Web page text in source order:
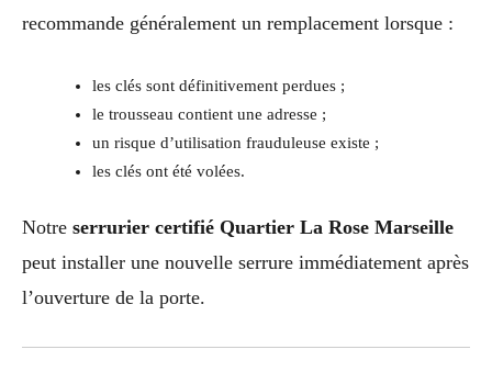
recommande généralement un remplacement lorsque :
les clés sont définitivement perdues ;
le trousseau contient une adresse ;
un risque d’utilisation frauduleuse existe ;
les clés ont été volées.
Notre serrurier certifié Quartier La Rose Marseille
peut installer une nouvelle serrure immédiatement après
l’ouverture de la porte.